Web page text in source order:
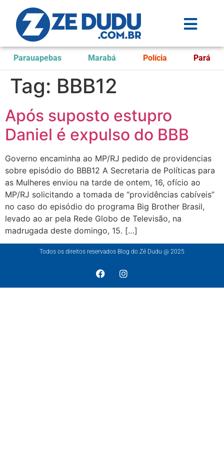
Parauapebas Marabá Polícia Pará
Tag: BBB12
Após suposto estupro
Daniel é expulso do BBB
Governo encaminha ao MP/RJ pedido de providencias
sobre episódio do BBB12 A Secretaria de Políticas para
as Mulheres enviou na tarde de ontem, 16, ofício ao
MP/RJ solicitando a tomada de “providências cabíveis”
no caso do episódio do programa Big Brother Brasil,
levado ao ar pela Rede Globo de Televisão, na
madrugada deste domingo, 15. […]
Todos os direitos reservados Blog do Zé Dudu @ 2025